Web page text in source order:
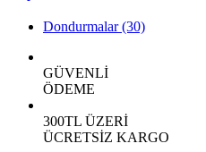
Dondurmalar(30)
GÜVENLİ
ÖDEME
300TL ÜZERİ
ÜCRETSİZ KARGO